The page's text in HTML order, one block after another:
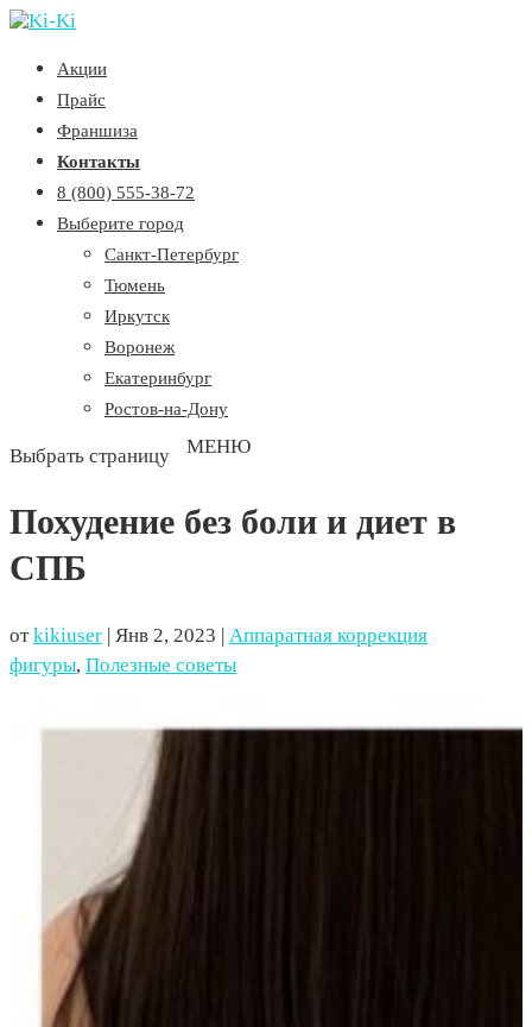
Акции
Прайс
Франшиза
Контакты
8 (800) 555-38-72
Выберите город
Санкт-Петербург
Тюмень
Иркутск
Воронеж
Екатеринбург
Ростов-на-Дону
Выбрать страницу
Похудение без боли и диет в
СПБ
отkikiuser | Янв 2, 2023 | Аппаратная коррекция
фигуры, Полезные советы